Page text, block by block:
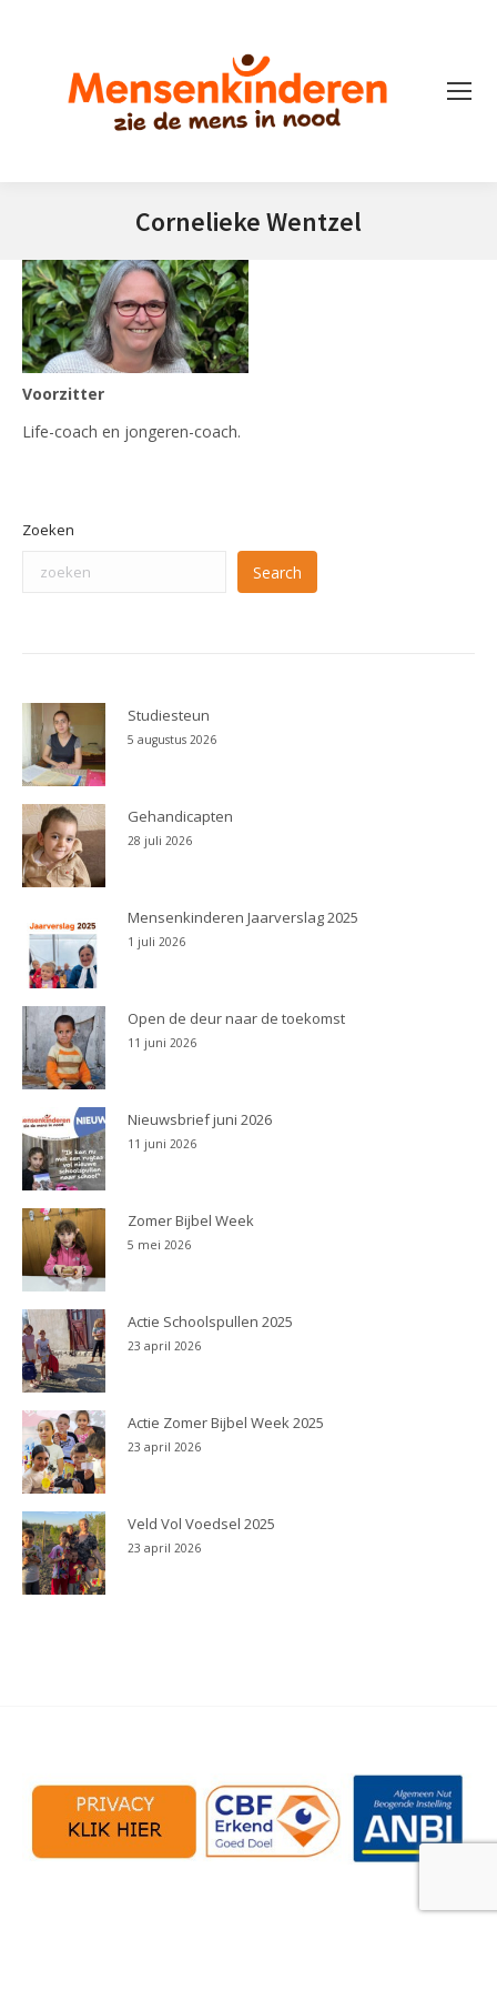
Cornelieke Wentzel
Voorzitter
Life-coach en jongeren-coach.
Zoeken
Search
Studiesteun
5 augustus 2026
Gehandicapten
28 juli 2026
Mensenkinderen Jaarverslag 2025
1 juli 2026
Open de deur naar de toekomst
11 juni 2026
Nieuwsbrief juni 2026
11 juni 2026
Zomer Bijbel Week
5 mei 2026
Actie Schoolspullen 2025
23 april 2026
Actie Zomer Bijbel Week 2025
23 april 2026
Veld Vol Voedsel 2025
23 april 2026